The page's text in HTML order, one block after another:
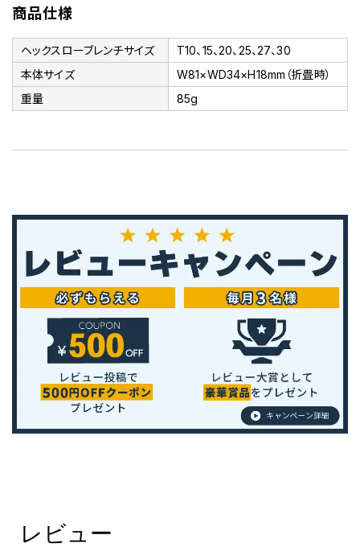
商品仕様
ヘックスローブレンチサイズ
T10、15、20、25、27、30
本体サイズ
W81×WD34×H18mm（折畳時）
重量
85g
レビュー